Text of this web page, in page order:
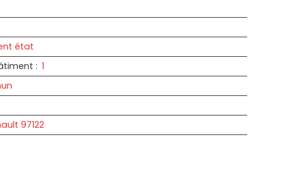
état
: 1
97122